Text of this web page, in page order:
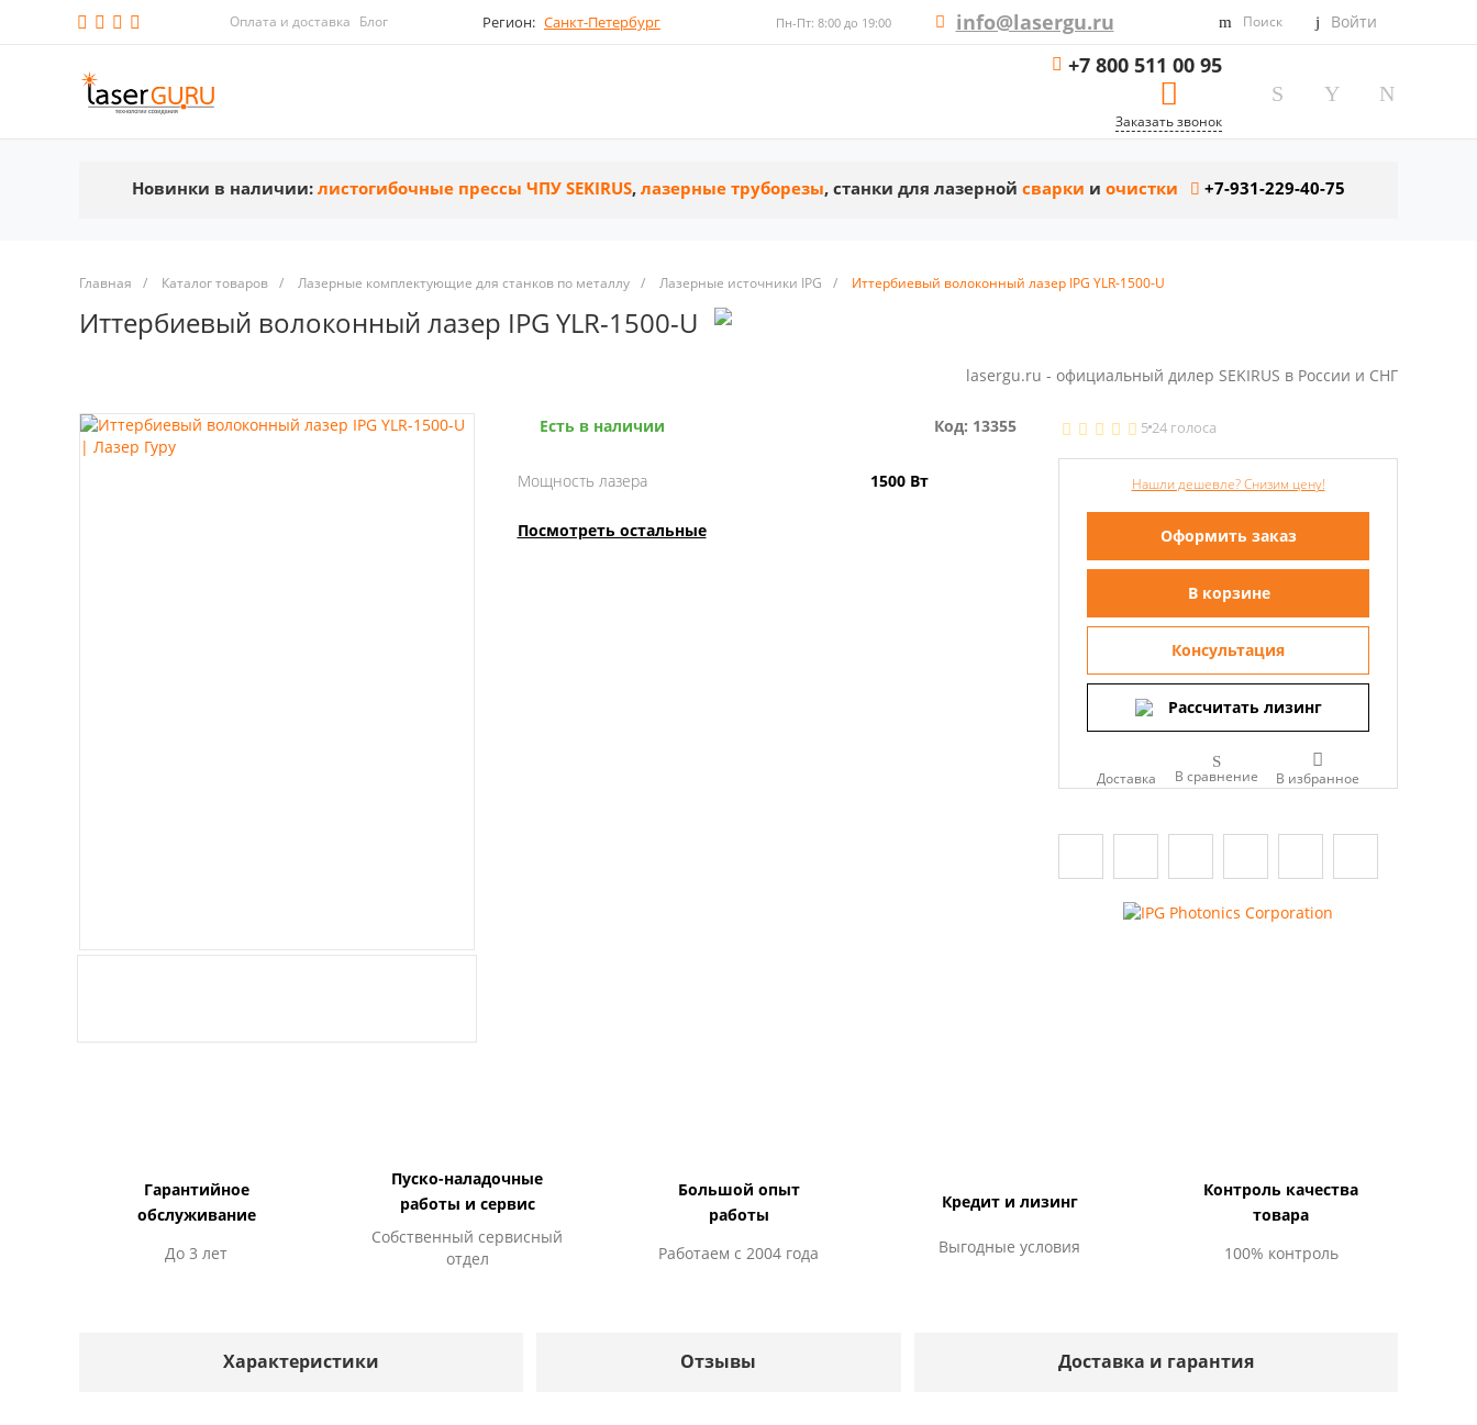
Оплата и доставка Блог Регион: Санкт-Петербург Пн-Пт: 8:00 до 19:00 info@lasergu.ru Поиск Войти
+7 800 511 00 95
Заказать звонок
Новинки в наличии: листогибочные прессы ЧПУ SEKIRUS, лазерные труборезы, станки для лазерной сварки и очистки +7-931-229-40-75
Главная / Каталог товаров / Лазерные комплектующие для станков по металлу / Лазерные источники IPG / Иттербиевый волоконный лазер IPG YLR-1500-U
Иттербиевый волоконный лазер IPG YLR-1500-U
lasergu.ru - официальный дилер SEKIRUS в России и СНГ
Есть в наличии Код: 13355
Мощность лазера 1500 Вт
Посмотреть остальные
524 голоса
Нашли дешевле? Снизим цену!
Оформить заказ
В корзине
Консультация
Рассчитать лизинг
Доставка В сравнение
Гарантийное
обслуживание
До 3 лет
Пуско-наладочные
работы и сервис
Собственный сервисный
отдел
Большой опыт
работы
Работаем с 2004 года
Кредит и лизинг
Выгодные условия
Контроль качества
товара
100% контроль
Характеристики Отзывы Доставка и гарантия